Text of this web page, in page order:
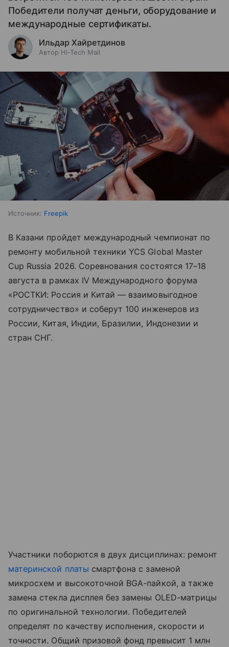
Победители получат деньги, оборудование и
международные сертификаты.
Ильдар Хайретдинов
Автор Hi-Tech Mail
Источник: Freepik
В Казани пройдет международный чемпионат по
ремонту мобильной техники YCS Global Master
Cup Russia 2026. Соревнования состоятся 17–18
августа в рамках IV Международного форума
«РОСТКИ: Россия и Китай — взаимовыгодное
сотрудничество» и соберут 100 инженеров из
России, Китая, Индии, Бразилии, Индонезии и
стран СНГ.
Участники поборются в двух дисциплинах: ремонт
материнской платы смартфона с заменой
микросхем и высокоточной BGA-пайкой, а также
замена стекла дисплея без замены OLED-матрицы
по оригинальной технологии. Победителей
определят по качеству исполнения, скорости и
точности. Общий призовой фонд превысит 1 млн